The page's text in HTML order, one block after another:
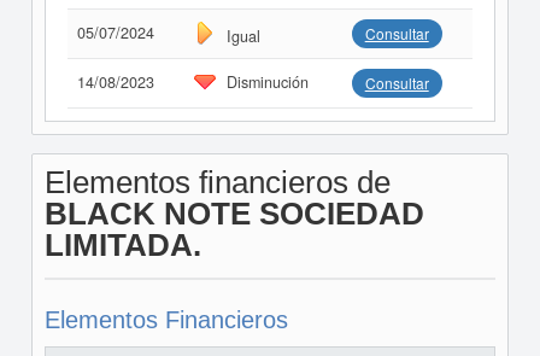
05/07/2024 Igual Consultar
14/08/2023 Disminución Consultar
Elementos financieros de
BLACK NOTE SOCIEDAD
LIMITADA.
Elementos Financieros